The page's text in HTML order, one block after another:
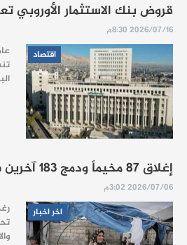
قروض بنك الاستثمار الأوروبي
2026/07/16 8:30م
اقتصاد
إغلاق 87 مخيماً ودمج 183 آخرين في سوريا.. عودة النازحين تصطدم بواقع الخدمات الهش
2026/07/06 3:02م
اخر اخبار